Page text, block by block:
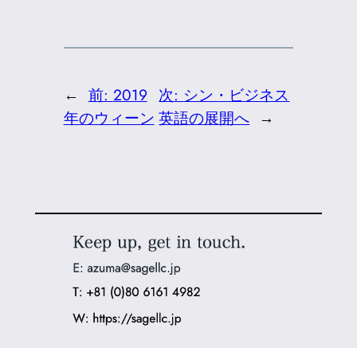
← 前: 2019
年のウィーン
次: シン・ビジネス
英語の展開へ →